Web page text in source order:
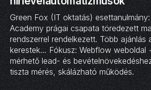
Green Fox (IT oktatás)
Academy prágai csapata töredezett
rendszerrel rendelkezett. Több ajánlás
kerestek… Fókusz: Webflow weboldal
mérhető lead- és
tiszta mérés, skálázható működés.